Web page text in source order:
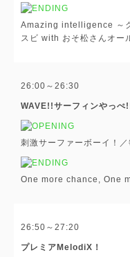
Amazing intelligence
スビ with おそ松さんオー
26:00～26:30
WAVE!!サーフィンやっぺ
刺激サーファーボーイ！
One more chance, One
26:50～27:20
プレミアMelodiX！